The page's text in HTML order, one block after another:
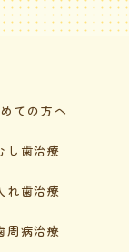
ての方へ
し歯治療
れ歯治療
周病治療